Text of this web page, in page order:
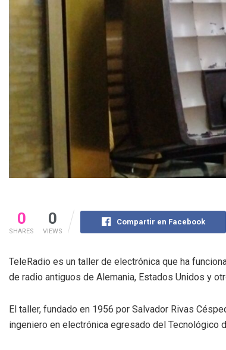
0
SHARES
0
VIEWS
Compartir en Facebook
TeleRadio es un taller de electrónica que ha
de radio antiguos de Alemania, Estados Unidos y
El taller, fundado en 1956 por Salvador Rivas
ingeniero en electrónica egresado del Tecnológico